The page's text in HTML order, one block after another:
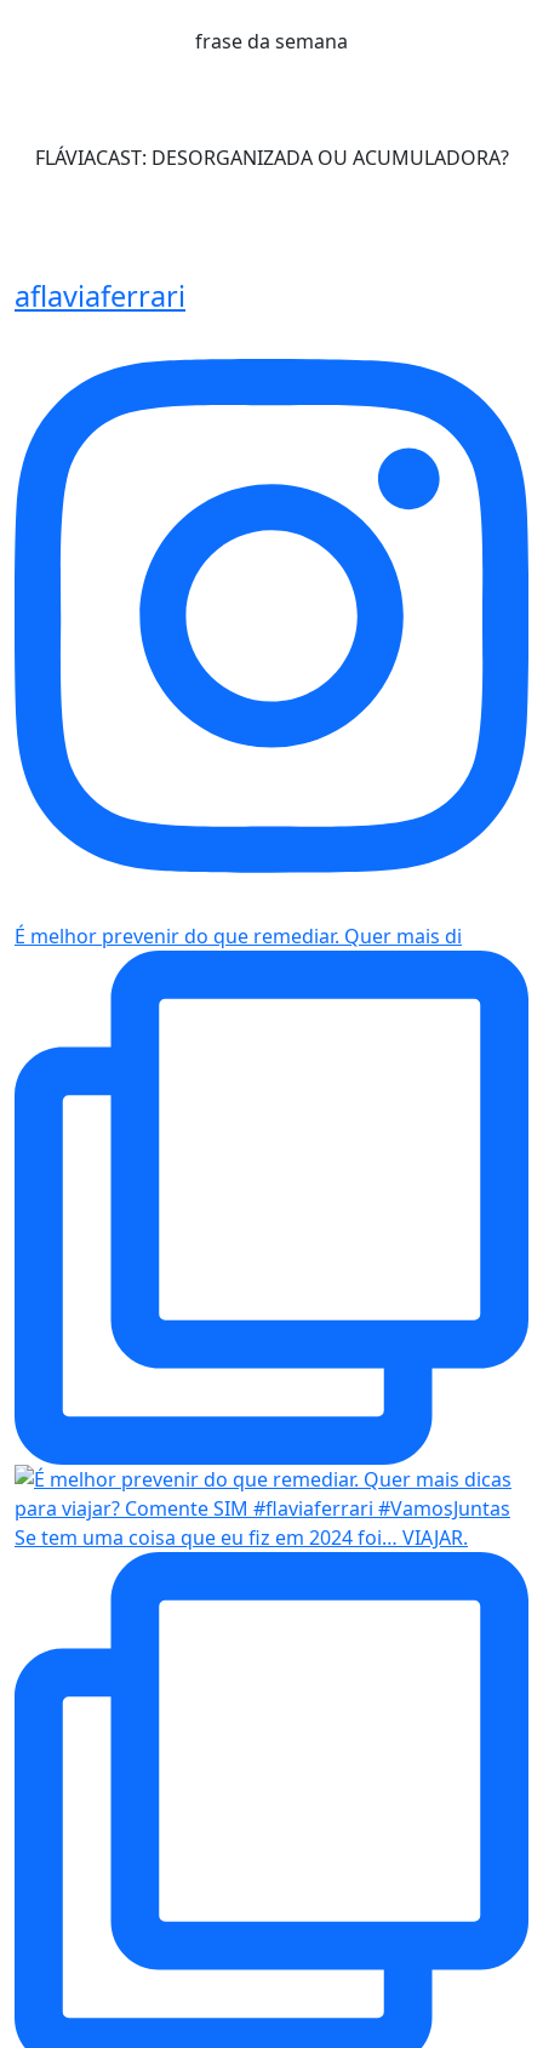
frase da semana
FLÁVIACAST: DESORGANIZADA OU ACUMULADORA?
aflaviaferrari
É melhor prevenir do que remediar. Quer mais di
Se tem uma coisa que eu fiz em 2024 foi… VIAJAR.